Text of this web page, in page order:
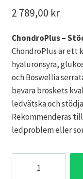
2 789,00 kr
ChondroPlus –
ChondroPlus är
hyaluronsyra,
och Boswellia
bevara broskets
ledvätska och
Rekommenderas
ledproblem eller